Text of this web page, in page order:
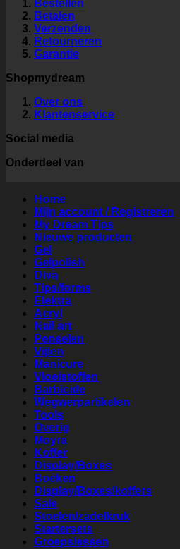
Bestellen
Betalen
Verzenden
Retourneren
Garantie
Shopmydream
Over ons
Klantenservice
Social media
Onderdeel van
Home
Mijn account / Registreren
My Dream Tips
Nieuwe producten
Gel
Gelpolish
Diva
Tips/forms
Elektra
Acryl
Nail art
Penselen
Vijlen
Manicure
Vloeistoffen
Barbicide
Wegwerpartikelen
Tools
Overig
Moyra
Koffer
Display/Boxes
Boeken
Display/Boxes/koffers
Sale
Stoelen/zadelkruk
Startersets
Groepslessen